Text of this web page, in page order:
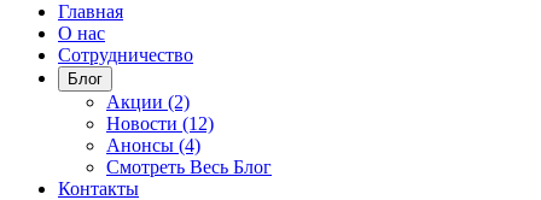
Главная
О нас
Сотрудничество
Блог
Акции (2)
Новости (12)
Анонсы (4)
Смотреть Весь Блог
Контакты